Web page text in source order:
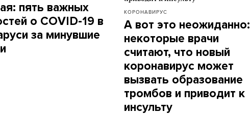
пять важных
о COVID-19 в
за минувшие
КОРОНАВИРУС
А вот это неожиданно:
некоторые врачи
считают, что новый
коронавирус может
вызвать образование
тромбов и приводит к
инсульту